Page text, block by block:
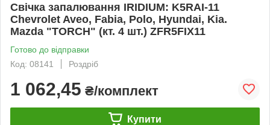
Свічка запалювання IRIDIUM: K5RAI-11
Chevrolet Aveo, Fabia, Polo, Hyundai, Kia.
Mazda "TORCH" (кт. 4 шт.) ZFR5FIX11
Готово до відправки
Код: 08141
Роздріб
1 062,45 ₴/комплект
Купити